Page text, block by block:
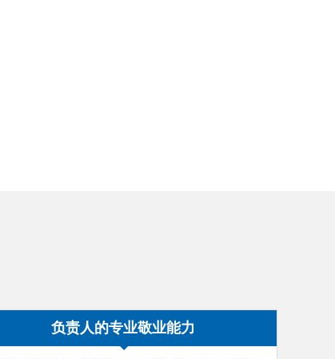
负责人的专业敬业能力